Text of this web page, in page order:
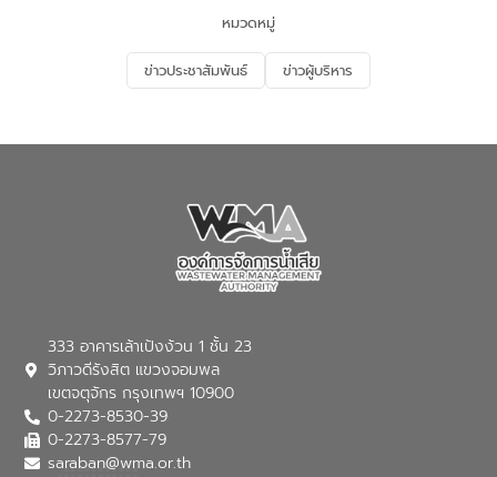
จัดการน้ำเสียและสร้างจิตสำนึกในการ
อนุรักษ์สิ่งแวดล้อม ในหัวข้อ “น้ำเสียชุมชน
และการบำบัดน้ำเสียเบื้องต้น” โดยให้ความรู้
เกี่ยวกับสาเหตุและผลกระทบของน้ำเสีย
ณ เทศบาลตำบลบางเลน จังหวัดนครปฐม
หมวดหมู่
ข่าวประชาสัมพันธ์ ข่าวผู้บริหาร
333 อาคารเล้าเป้งง้วน 1 ชั้น 23
วิภาวดีรังสิต แขวงจอมพล
เขตจตุจักร กรุงเทพฯ 10900
0-2273-8530-39
0-2273-8577-79
saraban@wma.or.th